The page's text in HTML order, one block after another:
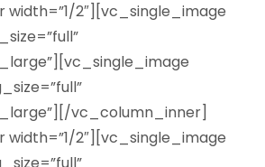
2″][vc_single_image
vc_column_inner]
2″][vc_single_image